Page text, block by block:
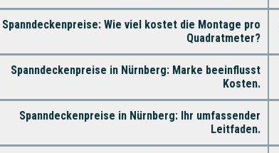
Spanndeckenpreise: Wie viel kostet die Montage pro
Quadratmeter?
Spanndeckenpreise in Nürnberg: Marke beeinflusst
Kosten.
Spanndeckenpreise in Nürnberg: Ihr umfassender
Leitfaden.